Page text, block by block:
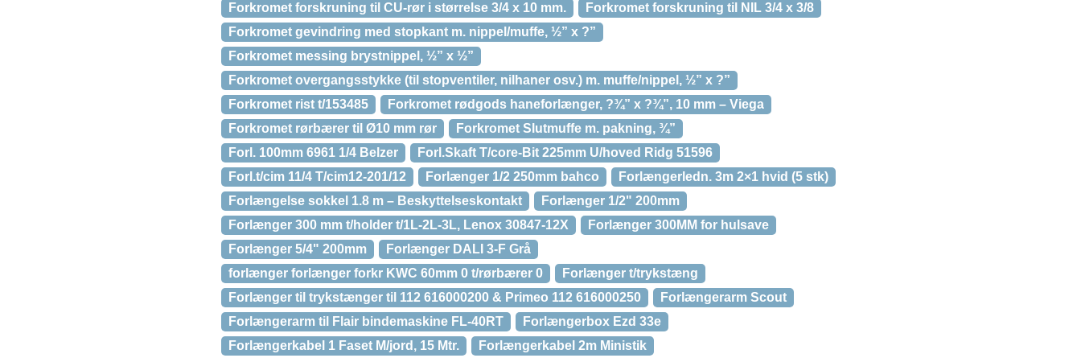
Forkromet forskruning til CU-rør i størrelse 3/4 x 10 mm.
Forkromet forskruning til NIL 3/4 x 3/8
Forkromet gevindring med stopkant m. nippel/muffe, ½” x ?”
Forkromet messing brystnippel, ½” x ½”
Forkromet overgangsstykke (til stopventiler, nilhaner osv.) m. muffe/nippel, ½” x ?”
Forkromet rist t/153485
Forkromet rødgods haneforlænger, ?¾” x ?¾”, 10 mm – Viega
Forkromet rørbærer til Ø10 mm rør
Forkromet Slutmuffe m. pakning, ¾”
Forl. 100mm 6961 1/4 Belzer
Forl.Skaft T/core-Bit 225mm U/hoved Ridg 51596
Forl.t/cim 11/4 T/cim12-201/12
Forlænger 1/2 250mm bahco
Forlængerledn. 3m 2×1 hvid (5 stk)
Forlængelse sokkel 1.8 m – Beskyttelseskontakt
Forlænger 1/2" 200mm
Forlænger 300 mm t/holder t/1L-2L-3L, Lenox 30847-12X
Forlænger 300MM for hulsave
Forlænger 5/4" 200mm
Forlænger DALI 3-F Grå
forlænger forlænger forkr KWC 60mm 0 t/rørbærer 0
Forlænger t/trykstæng
Forlænger til trykstænger til 112 616000200 & Primeo 112 616000250
Forlængerarm Scout
Forlængerarm til Flair bindemaskine FL-40RT
Forlængerbox Ezd 33e
Forlængerkabel 1 Faset M/jord, 15 Mtr.
Forlængerkabel 2m Ministik